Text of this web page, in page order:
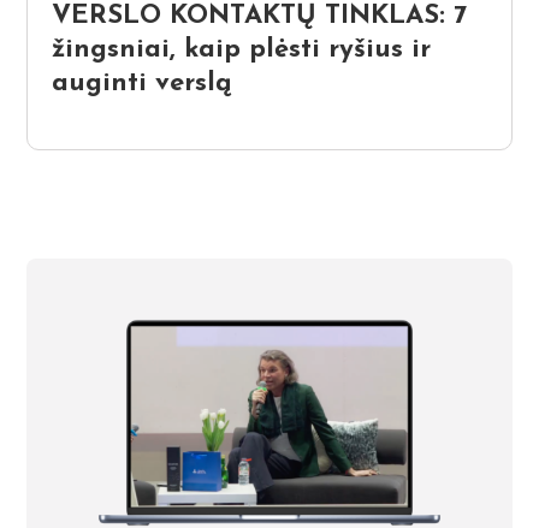
VERSLO KONTAKTŲ TINKLAS: 7
žingsniai, kaip plėsti ryšius ir
auginti verslą